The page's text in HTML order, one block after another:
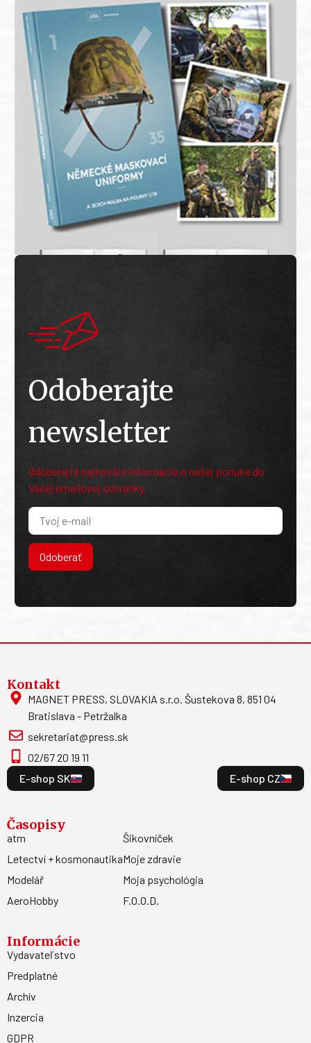
Odoberajte
newsletter
Odoberajte najnovšie informácie o našej ponuke do
Vašej emailovej schránky.
Odoberať
Kontakt
MAGNET PRESS, SLOVAKIA s.r.o. Šustekova 8, 851 04
Bratislava - Petržalka
sekretariat@press.sk
02/67 20 19 11
E-shop SK
E-shop CZ
Časopisy
atm
Letectví + kosmonautika
Modelář
AeroHobby
Šikovníček
Moje zdravie
Moja psychológia
F.O.O.D.
Informácie
Vydavateľstvo
Predplatné
Archív
Inzercia
GDPR